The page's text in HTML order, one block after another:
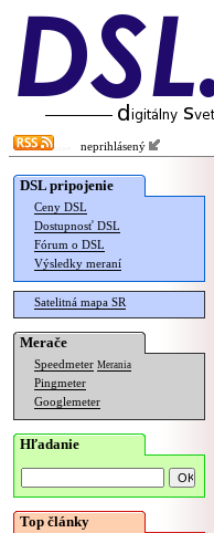
neprihlásený
DSL pripojenie
Ceny DSL
Dostupnosť DSL
Fórum o DSL
Výsledky meraní
Satelitná mapa SR
Merače
Speedmeter Merania
Pingmeter
Googlemeter
Hľadanie
Top články